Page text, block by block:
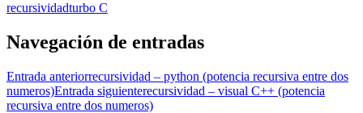
recursividadturbo C
Navegación de entradas
Entrada anteriorrecursividad – python (potencia recursiva entre dos
numeros)Entrada siguienterecursividad – visual C++ (potencia
recursiva entre dos numeros)